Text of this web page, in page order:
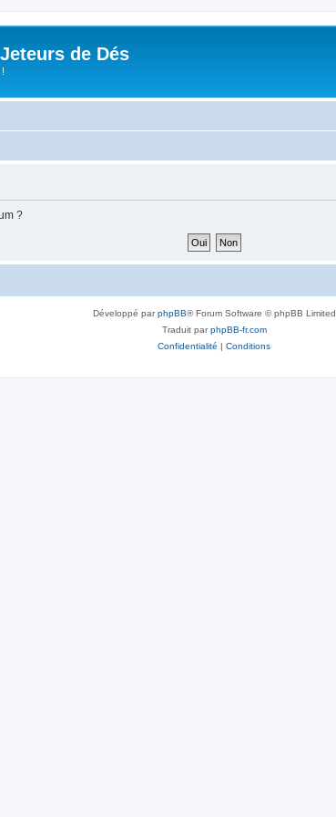
de Dés
?
Développé parphpBB® Forum Software © phpBB Limited
Traduit parphpBB-fr.com
Confidentialité | Conditions